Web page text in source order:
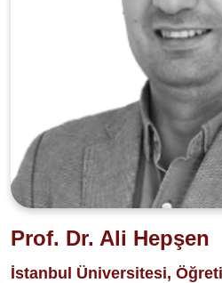
Prof. Dr. Ali Hepşen
İstanbul Üniversitesi,